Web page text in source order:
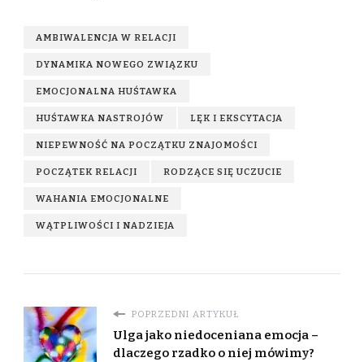
AMBIWALENCJA W RELACJI
DYNAMIKA NOWEGO ZWIĄZKU
EMOCJONALNA HUŚTAWKA
HUŚTAWKA NASTROJÓW LĘK I EKSCYTACJA
NIEPEWNOŚĆ NA POCZĄTKU ZNAJOMOŚCI
POCZĄTEK RELACJI RODZĄCE SIĘ UCZUCIE
WAHANIA EMOCJONALNE
WĄTPLIWOŚCI I NADZIEJA
POPRZEDNI ARTYKUŁ
Ulga jako niedoceniana emocja –
dlaczego rzadko o niej mówimy?